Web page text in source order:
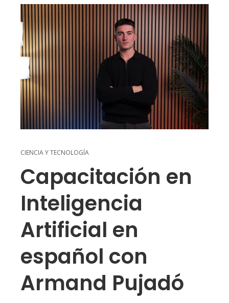
CIENCIA Y TECNOLOGÍA
Capacitación en
Inteligencia
Artificial en
español con
Armand Pujadó